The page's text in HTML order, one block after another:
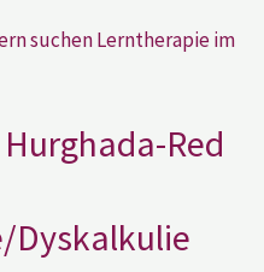
Red
Dyskalkulie